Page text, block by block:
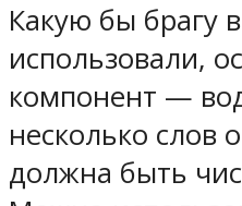
Какую бы брагу
использовали,
компонент —
несколько слов
должна быть